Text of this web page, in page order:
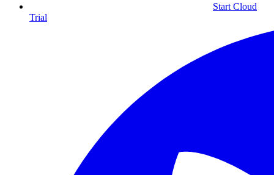
Start Cloud
Trial